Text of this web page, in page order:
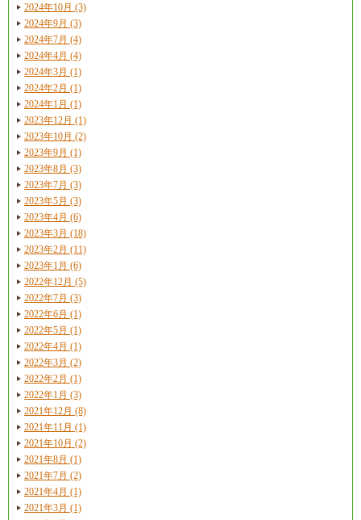
2024年10月 (3)
2024年9月 (3)
2024年7月 (4)
2024年4月 (4)
2024年3月 (1)
2024年2月 (1)
2024年1月 (1)
2023年12月 (1)
2023年10月 (2)
2023年9月 (1)
2023年8月 (3)
2023年7月 (3)
2023年5月 (3)
2023年4月 (6)
2023年3月 (18)
2023年2月 (11)
2023年1月 (6)
2022年12月 (5)
2022年7月 (3)
2022年6月 (1)
2022年5月 (1)
2022年4月 (1)
2022年3月 (2)
2022年2月 (1)
2022年1月 (3)
2021年12月 (8)
2021年11月 (1)
2021年10月 (2)
2021年8月 (1)
2021年7月 (2)
2021年4月 (1)
2021年3月 (1)